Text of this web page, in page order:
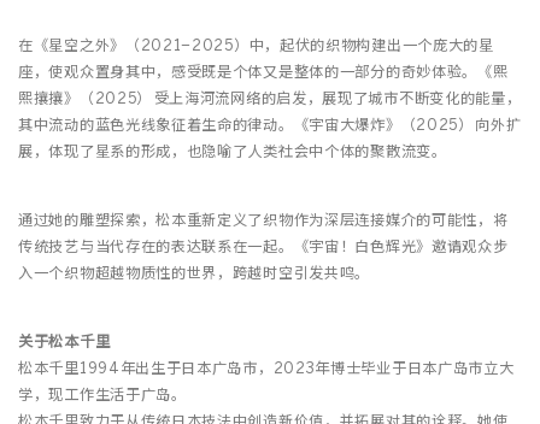
在《星空之外》（2021–2025）中，起伏的织物构建出一个庞大的星
座，使观众置身其中，感受既是个体又是整体的一部分的奇妙体验。《熙
熙攘攘》（2025） 受上海河流网络的启发，展现了城市不断变化的能量，
其中流动的蓝色光线象征着生命的律动。《宇宙大爆炸》（2025） 向外扩
展，体现了星系的形成，也隐喻了人类社会中个体的聚散流变。
通过她的雕塑探索，松本重新定义了织物作为深层连接媒介的可能性，将
传统技艺与当代存在的表达联系在一起。《宇宙！白色辉光》邀请观众步
入一个织物超越物质性的世界，跨越时空引发共鸣。
关于松本千里
松本千里1994年出生于日本广岛市，2023年博士毕业于日本广岛市立大
学，现工作生活于广岛。